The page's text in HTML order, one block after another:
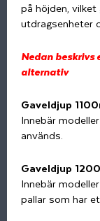
på höjden,
utdragsenheter
Nedan beskrivs
alternativ
Gaveldjup
Innebär
används.
Gaveldjup
Innebär
pallar som har